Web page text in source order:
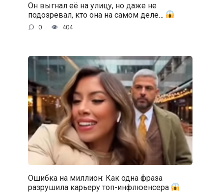
Он выгнал её на улицу, но даже не
подозревал, кто она на самом деле…
0 404
Ошибка на миллион: Как одна фраза
разрушила карьеру топ-инфлюенсера